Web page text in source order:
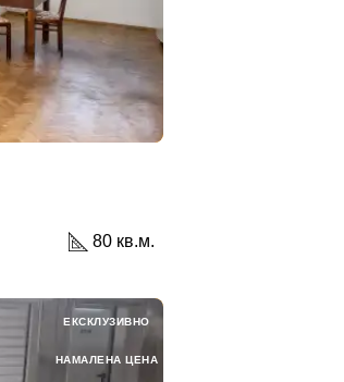
80 кв.м.
ЕКСКЛУЗИВНО
НАМАЛЕНА ЦЕНА